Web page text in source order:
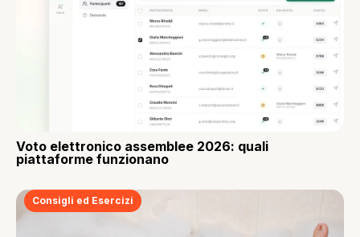
Voto elettronico assemblee 2026: quali
piattaforme funzionano
Consigli ed Esercizi